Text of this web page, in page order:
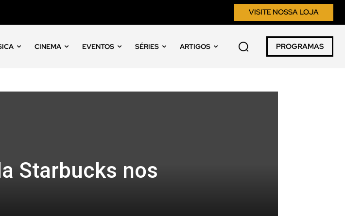
VISITE NOSSA LOJA
CINEMA EVENTOS SÉRIES ARTIGOS PROGRAMAS
Starbucks nos